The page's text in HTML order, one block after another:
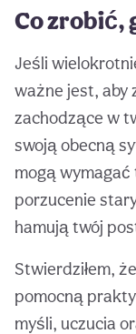
Co zrobić,
Jeśli
ważne jest, aby
zachodzące w
swoją obecną
mogą
porzucenie
hamują twój
Stwierdziłem,
pomocną
myśli, uczucia